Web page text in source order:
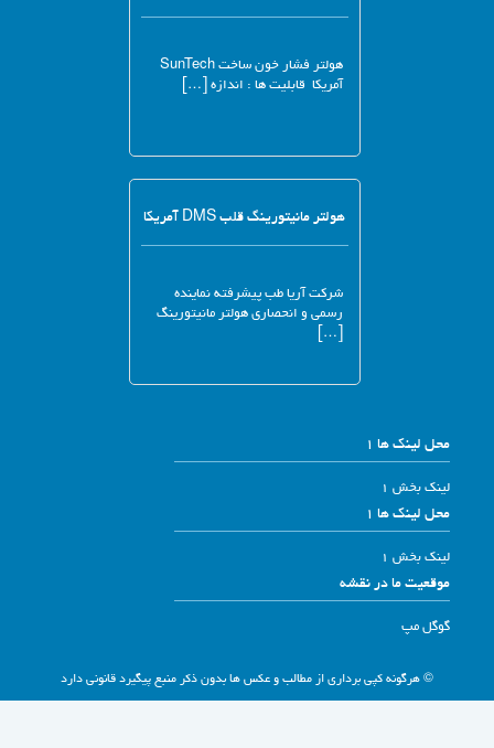
هولتر فشار خون ساخت SunTech
آمریکا قابلیت ها : اندازه […]
هولتر مانیتورینگ قلب DMS آمریکا
شرکت آریا طب پیشرفته نماینده
رسمی و انحصاری هولتر مانیتورینگ
[…]
محل لینک ها 1
لینک بخش 1
محل لینک ها 1
لینک بخش 1
موقعیت ما در نقشه
گوگل مپ
© هرگونه کپی برداری از مطالب و عکس ها بدون ذکر منبع پیگیرد قانونی دارد